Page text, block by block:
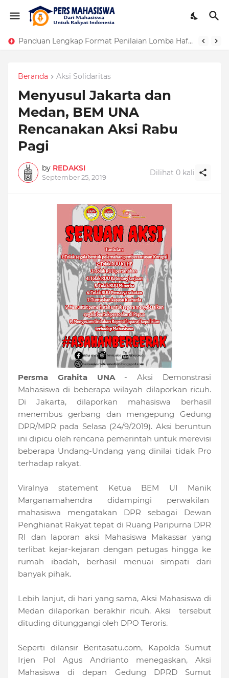
Panduan Lengkap Format Penilaian Lomba Hafalan Surat Pendek
Beranda Aksi Solidaritas
Menyusul Jakarta dan
Medan, BEM UNA
Rencanakan Aksi Rabu
Pagi
by REDAKSI
September 25, 2019
Dilihat 0 kali
Persma Grahita UNA - Aksi Demonstrasi
Mahasiswa di beberapa wilayah dilaporkan ricuh.
Di Jakarta, dilaporkan mahasiswa berhasil
menembus gerbang dan mengepung Gedung
DPR/MPR pada Selasa (24/9/2019). Aksi beruntun
ini dipicu oleh rencana pemerintah untuk merevisi
beberapa Undang-Undang yang dinilai tidak Pro
terhadap rakyat.
Viralnya statement Ketua BEM UI Manik
Marganamahendra didampingi perwakilan
mahasiswa mengatakan DPR sebagai Dewan
Penghianat Rakyat tepat di Ruang Paripurna DPR
RI dan laporan aksi Mahasiswa Makassar yang
terlibat kejar-kejaran dengan petugas hingga ke
rumah ibadah, berhasil menuai simpati dari
banyak pihak.
Lebih lanjut, di hari yang sama, Aksi Mahasiswa di
Medan dilaporkan berakhir ricuh. Aksi tersebut
dituding ditunggangi oleh DPO Teroris.
Seperti dilansir Beritasatu.com, Kapolda Sumut
Irjen Pol Agus Andrianto menegaskan, Aksi
Mahasiswa di depan Gedung DPRD Sumut